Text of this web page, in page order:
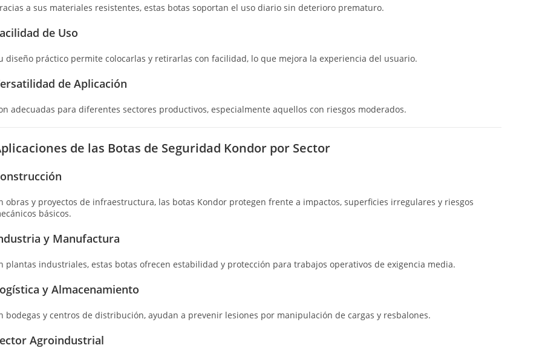
a sus materiales resistentes, estas botas soportan el uso diario sin deterioro prematuro.
de Uso
diseño práctico permite colocarlas y retirarlas con facilidad, lo que mejora la experiencia del usuario.
de Aplicación
adecuadas para diferentes sectores productivos, especialmente aquellos con riesgos moderados.
de las Botas de Seguridad Kondor por Sector
obras y proyectos de infraestructura, las botas Kondor protegen frente a impactos, superficies irregulares y riesgos
básicos.
y Manufactura
plantas industriales, estas botas ofrecen estabilidad y protección para trabajos operativos de exigencia media.
y Almacenamiento
bodegas y centros de distribución, ayudan a prevenir lesiones por manipulación de cargas y resbalones.
Agroindustrial